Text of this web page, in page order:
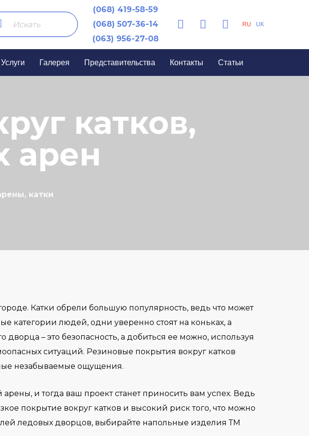
(068) 419-58-59
(068) 507-36-14
(063) 956-27-08
RU UK
Услуги Галерея Представительства Контакты Статьи
катков,
арен
катки
Катки обрели большую популярность, ведь что может
категории людей, одни уверенно стоят на коньках, а
– это безопасность, а добиться ее можно, используя
ситуаций. Резиновые покрытия вокруг катков
незабываемые ощущения.
и тогда ваш проект станет приносить вам успех. Ведь
покрытие вокруг катков и высокий риск того, что можно
ледовых дворцов, выбирайте напольные изделия ТМ